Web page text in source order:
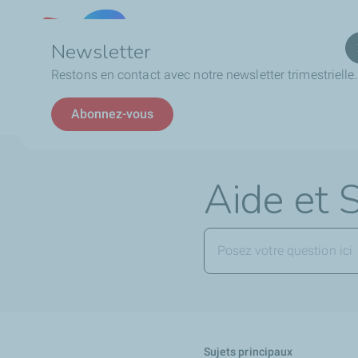
Newsletter
Restons en contact avec notre newsletter trimestrielle.
Abonnez-vous
d'Ariane
FAQ
Aide et
Sujets principaux